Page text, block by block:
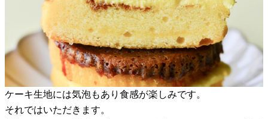
ケーキ生地には気泡もあり食感が楽しみです。
それではいただきます。